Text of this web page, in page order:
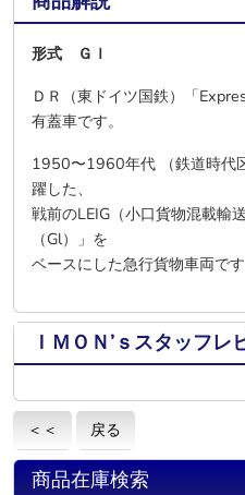
形式 Ｇｌ
ＤＲ（東ドイツ国鉄）「
有蓋車です。
1950〜1960年代 （鉄道時代
躍した、
戦前のLEIG（小口貨物混載輸
（Gl）」を
ベースにした急行貨物車両です
ＩＭＯＮ’ｓスタッフレ
＜＜ 戻る
商品在庫検索